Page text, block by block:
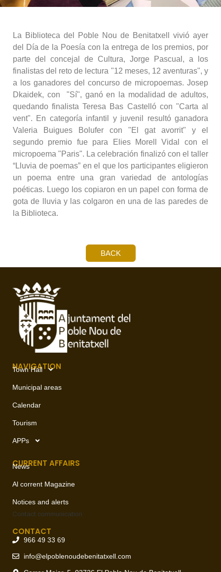
La Biblioteca del Poble Nou de Benitatxell vivió ayer
del Día de la Poesía con la entrega de los premios, por
parte del concejal de Cultura, Jorge Pascual, a los
finalistas del reto de lectura "12 meses, 12 aventuras", y
a los ganadores del concurso de micropoemas. Josep
Dkaidek, con "Sí", ganó en la modalidad de adultos,
quedando finalista Teresa Bas Castelló con "Carta al
vent". En categoría infantil y juvenil resultó ganadora
Valeria Buigues Bolufer con "El gat avorrit" y el
segundo premio fue para Elies Morell Vidal con el
micropoema "Paris". La celebración finalizó con el taller
“Lluvia de poemas” en el que los participantes eligieron
un poema entre una gran variedad de antologías
poéticas. Luego los copiaron en un papel con forma de
gota de lluvia y las colgaron en una de las paredes de
la Biblioteca.
BACK
NAVIGATION
Town Hall
Municipal areas
Calendar
Tourism
APPs
CURRENT AFFAIRS
News
Al corrent Magazine
Notices and alerts
Contact communication
CONTACT
966 49 33 69
info@elpoblenoudebenitatxell.com